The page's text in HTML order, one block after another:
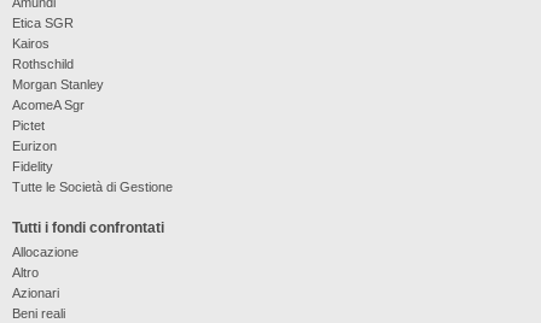
Etica SGR
Kairos
Rothschild
Morgan Stanley
AcomeA Sgr
Pictet
Eurizon
Fidelity
Tutte le Società di Gestione
Tutti i fondi confrontati
Allocazione
Altro
Azionari
Beni reali